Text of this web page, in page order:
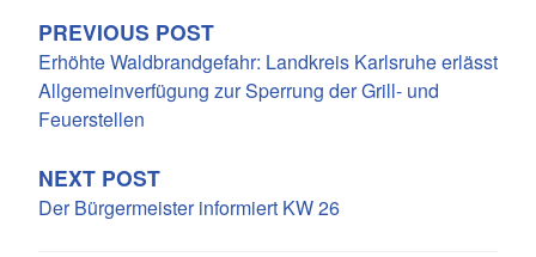
PREVIOUS POST
Erhöhte Waldbrandgefahr: Landkreis Karlsruhe erlässt
Allgemeinverfügung zur Sperrung der Grill- und
Feuerstellen
NEXT POST
Der Bürgermeister informiert KW 26